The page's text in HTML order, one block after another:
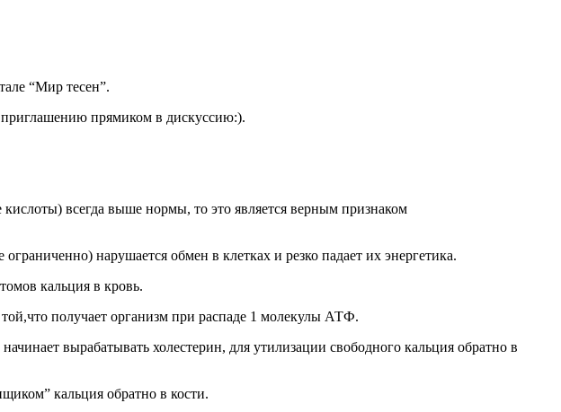
“Мир тесен”.
приглашению прямиком в дискуссию:).
всегда выше нормы, то это является верным признаком
нарушается обмен в клетках и резко падает их энергетика.
кальция в кровь.
получает организм при распаде 1 молекулы АТФ.
вырабатывать холестерин, для утилизации свободного кальция обратно в
кальция обратно в кости.